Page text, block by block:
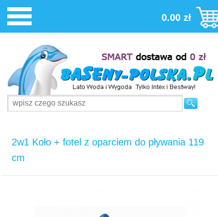
0.00 zł
2w1 Koło + fotel z oparciem do pływania 119
cm